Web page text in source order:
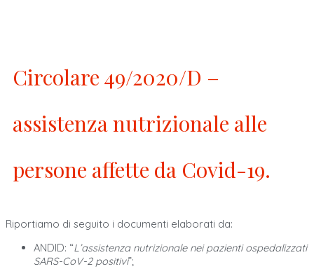
Circolare 49/2020/D –
assistenza nutrizionale alle
persone affette da Covid-19.
Riportiamo di seguito i documenti elaborati da:
ANDID: “L’assistenza nutrizionale nei pazienti ospedalizzati
SARS-CoV-2 positivi”;